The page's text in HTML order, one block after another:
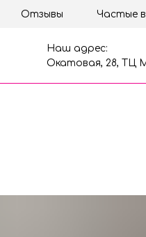
Отзывы Частые
Наш адрес:
Окатовая, 28, ТЦ